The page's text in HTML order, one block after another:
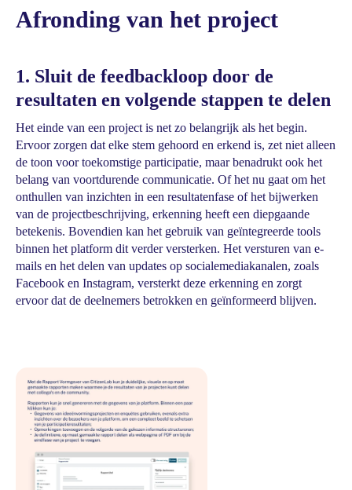
Afronding van het project
1. Sluit de feedbackloop door de
resultaten en volgende stappen te delen
Het einde van een project is net zo belangrijk als het begin.
Ervoor zorgen dat elke stem gehoord en erkend is, zet niet alleen
de toon voor toekomstige participatie, maar benadrukt ook het
belang van voortdurende communicatie. Of het nu gaat om het
onthullen van inzichten in een resultatenfase of het bijwerken
van de projectbeschrijving, erkenning heeft een diepgaande
betekenis. Bovendien kan het gebruik van geïntegreerde tools
binnen het platform dit verder versterken. Het versturen van e-
mails en het delen van updates op socialemediakanalen, zoals
Facebook en Instagram, versterkt deze erkenning en zorgt
ervoor dat de deelnemers betrokken en geïnformeerd blijven.